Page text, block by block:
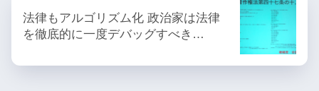
法律もアルゴリズム化 政治家は法律
を徹底的に一度デバッグすべき…